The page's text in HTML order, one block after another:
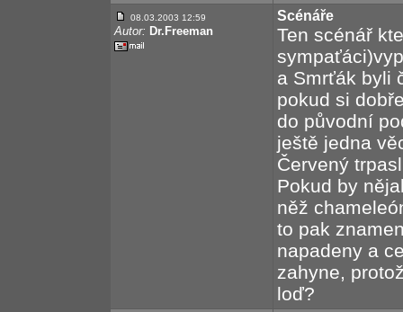
08.03.2003 12:59
Autor: Dr.Freeman
Scénáře
Ten scénář
a Smrťák byli
pokud si
do původní
ještě jedna
Červený
Pokud by
něž
to pak
napadeny a
zahyne,
loď?